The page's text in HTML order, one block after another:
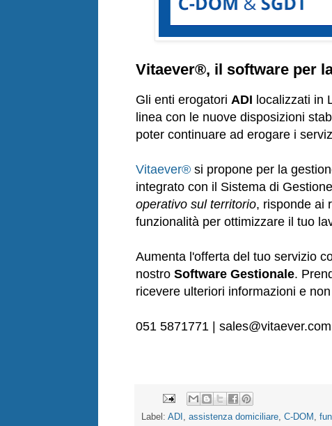
Vitaever®, il software per
Gli enti erogatori ADI localizzati in
linea con le nuove disposizioni
poter continuare ad erogare i
Vitaever® si propone per la
integrato con il Sistema di
operativo sul territorio, risponde ai
funzionalità per ottimizzare il tuo
Aumenta l'offerta del tuo servizio
nostro Software Gestionale.
ricevere ulteriori informazioni e
051 5871771 | sales@vitaever.com
Label: ADI assistenza domiciliare C-DOM